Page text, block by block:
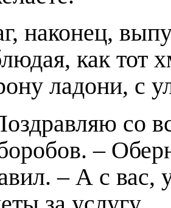
наконец,
как тот
ладони, с
со
–
– А с вас,